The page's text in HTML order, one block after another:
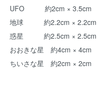
UFO 約2cm × 3.5cm
地球 約2.2cm × 2.2cm
惑星 約2.5cm × 2.5cm
おおきな星 約4cm × 4cm
ちいさな星 約2cm × 2cm